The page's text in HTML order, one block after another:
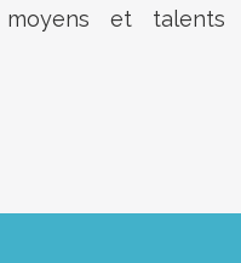
et talents